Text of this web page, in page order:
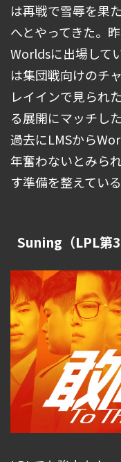
は再戦で雪辱を果
へとやってきた。
Worldsに出場して
は集団戦向けのチ
レイインで見られ
る展開にマッチし
過去にLMSから
年奮わないとみら
す準備を整えている
Suning（LPL第3